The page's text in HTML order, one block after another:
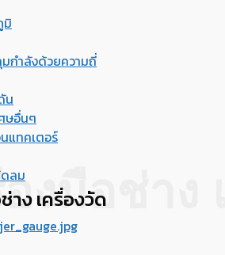
กำลังด้วยความถี่
น
ษอื่นๆ
แทคเตอร์
ลม งมือช่าง
าง เครื่องวัด